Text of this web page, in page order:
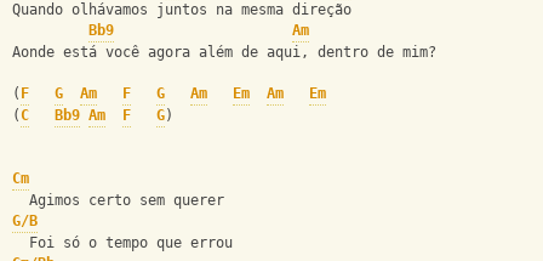
Quando olhávamos juntos na mesma direção
Bb9
Am
Aonde está você agora além de aqui, dentro de mim?
( F G Am F G Am Em Am
Em
( C Bb9 Am F G)
Cm
  Agimos certo sem querer
G/B
  Foi só o tempo que errou